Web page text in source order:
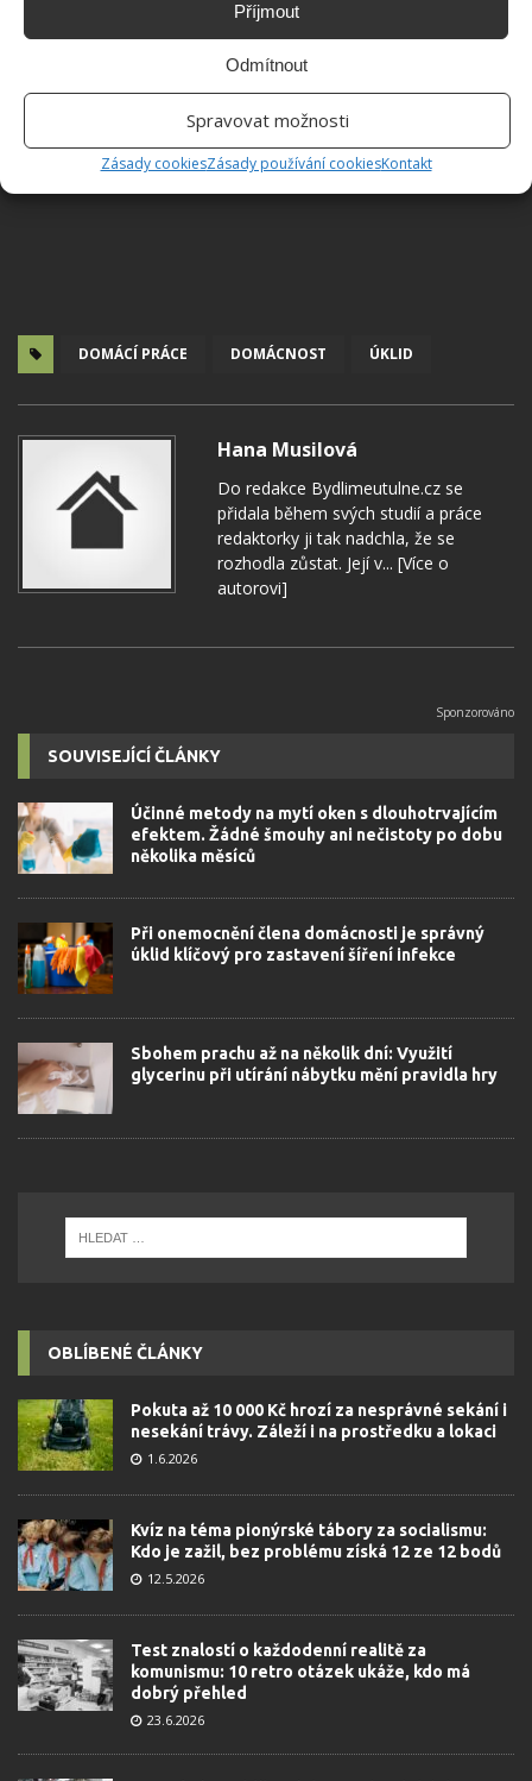
Příjmout
Odmítnout
Spravovat možnosti
Zásady cookiesZásady používání cookiesKontakt
DOMÁCÍ PRÁCE DOMÁCNOST ÚKLID
Hana Musilová
Do redakce Bydlimeutulne.cz se
přidala během svých studií a práce
redaktorky ji tak nadchla, že se
rozhodla zůstat. Její v... [Více o
autorovi]
SOUVISEJÍCÍ ČLÁNKY
Účinné metody na mytí oken s dlouhotrvajícím
efektem. Žádné šmouhy ani nečistoty po dobu
několika měsíců
Při onemocnění člena domácnosti je správný
úklid klíčový pro zastavení šíření infekce
Sbohem prachu až na několik dní: Využití
glycerinu při utírání nábytku mění pravidla hry
OBLÍBENÉ ČLÁNKY
Pokuta až 10 000 Kč hrozí za nesprávné sekání i
nesekání trávy. Záleží i na prostředku a lokaci
1.6.2026
Kvíz na téma pionýrské tábory za socialismu:
Kdo je zažil, bez problému získá 12 ze 12 bodů
12.5.2026
Test znalostí o každodenní realitě za
komunismu: 10 retro otázek ukáže, kdo má
dobrý přehled
23.6.2026